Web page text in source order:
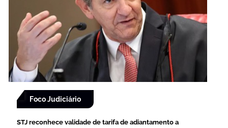
Foco Judiciário
STJ reconhece validade de tarifa de adiantamento a